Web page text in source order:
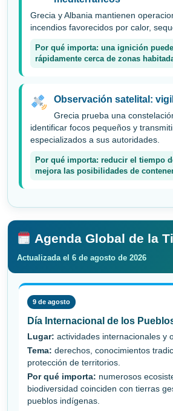
Grecia y Albania mantienen
incendios favorecidos por calor,
Por qué importa: una ignición
rápidamente cerca de zonas
Observación satelital:
Grecia prueba una
identificar focos pequeños y
especializados a sus autoridades.
Por qué importa: reducir el tiempo
mejora las posibilidades de
Agenda Global de la
Actualizada el 6 de agosto de 2026
9 de agosto
Día Internacional de los
Lugar: actividades internacionales y
Tema: derechos, conocimientos
protección de territorios.
Por qué importa: numerosos
biodiversidad coinciden con tierras
pueblos indígenas.